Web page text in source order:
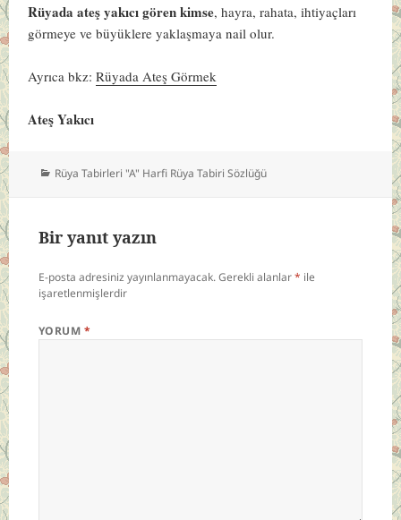
Rüyada ateş yakıcı gören kimse, hayra, rahata, ihtiyaçları
görmeye ve büyüklere yaklaşmaya nail olur.
Ayrıca bkz:Rüyada Ateş Görmek
Ateş Yakıcı
Kategoriler
Rüya Tabirleri "A" Harfi Rüya Tabiri Sözlüğü
Bir yanıt yazın
E-posta adresiniz yayınlanmayacak.Gerekli alanlar* ile
işaretlenmişlerdir
YORUM *